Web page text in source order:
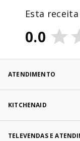
Esta
0.0
ATENDIMENTO
KITCHENAID
TELEVENDAS E